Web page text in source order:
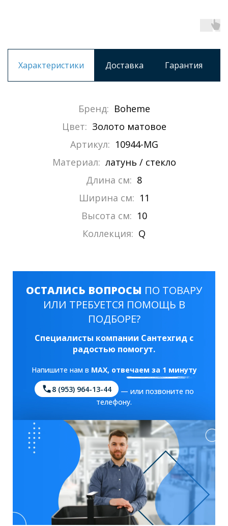
Характеристики Доставка Гарантия
Бренд: Boheme
Цвет: Золото матовое
Артикул: 10944-MG
Материал: латунь / стекло
Длина см: 8
Ширина см: 11
Высота см: 10
Коллекция: Q
ОСТАЛИСЬ ВОПРОСЫ ПО ТОВАРУ
ИЛИ ТРЕБУЕТСЯ ПОМОЩЬ В
ПОДБОРЕ?
Специалисты компании Сантехгид с
радостью помогут.
Напишите нам в MAX, отвечаем за 1 минуту
8 (953) 964-13-44
— или позвоните по
телефону.